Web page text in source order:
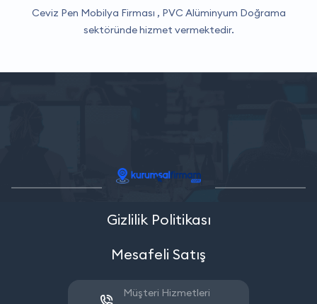
Ceviz Pen Mobilya Firması , PVC Alüminyum Doğrama
sektöründe hizmet vermektedir.
Gizlilik Politikası
Mesafeli Satış
Müşteri Hizmetleri